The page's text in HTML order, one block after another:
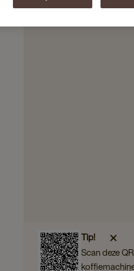
Tip!
Scan deze